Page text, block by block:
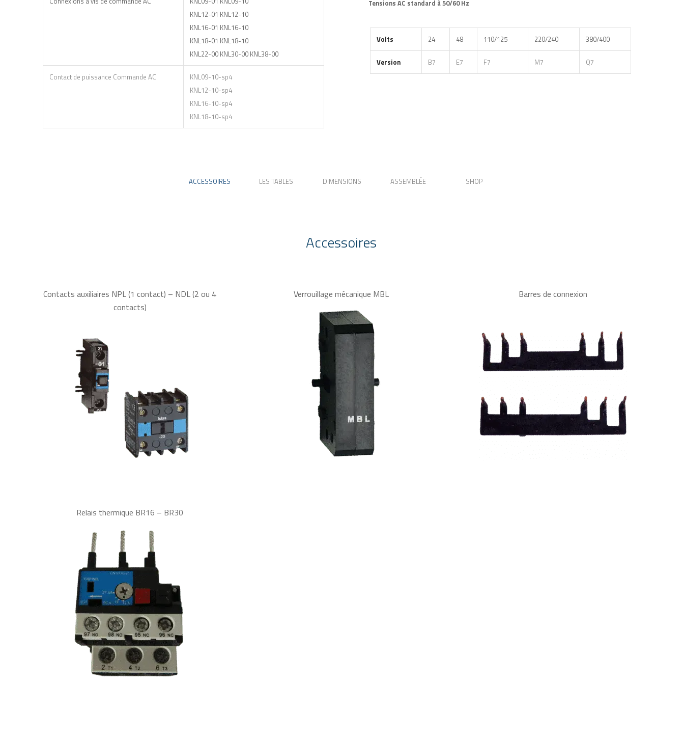
KNL12-01 KNL12-10
KNL16-01 KNL16-10
KNL18-01 KNL18-10
KNL22-00 KNL30-00 KNL38-00
Contact de puissance Commande AC
KNL09-10-sp4
KNL12-10-sp4
KNL16-10-sp4
KNL18-10-sp4
Tensions AC standard à 50/60 Hz
Volts 24 48 110/125 220/240 380/400
Version B7 E7 F7 M7 Q7
ACCESSOIRES LES TABLES DIMENSIONS ASSEMBLÉE SHOP
Accessoires
Contacts auxiliaires NPL (1 contact) – NDL (2 ou 4
contacts)
Verrouillage mécanique MBL Barres de connexion
Relais thermique BR16 – BR30